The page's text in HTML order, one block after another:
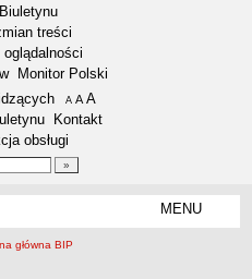
treści
Monitor Polski
A pomniejsz czcionkę
A standardowy rozmiar czcionki
A
Kontakt
obsługi
MENU